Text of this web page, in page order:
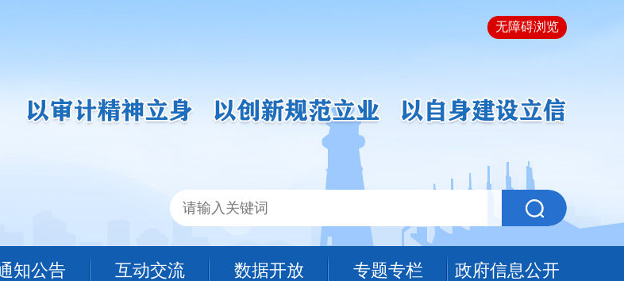
无障碍浏览
知公告 互动交流 数据开放 专题专栏 政府信息公开